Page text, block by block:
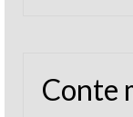
Conte